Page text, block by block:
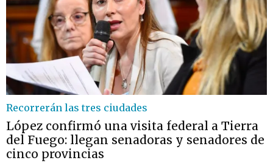
Recorrerán las tres ciudades
López confirmó una visita federal a Tierra
del Fuego: llegan senadoras y senadores de
cinco provincias